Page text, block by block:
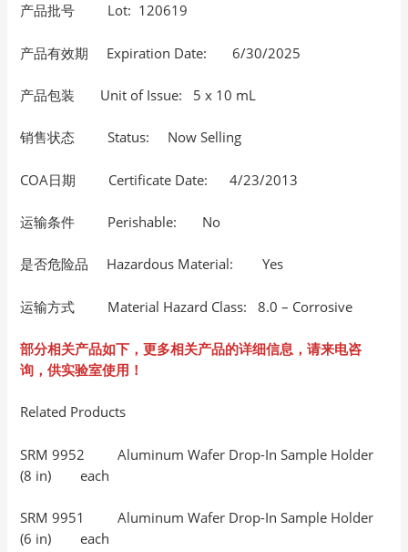
产品批号 Lot: 120619
产品有效期 Expiration Date: 6/30/2025
产品包装 Unit of Issue: 5 x 10 mL
销售状态 Status: Now Selling
COA日期 Certificate Date: 4/23/2013
运输条件 Perishable: No
是否危险品 Hazardous Material: Yes
运输方式 Material Hazard Class: 8.0 – Corrosive
部分相关产品如下，更多相关产品的详细信息，请来电咨
询，供实验室使用！
Related Products
SRM 9952 Aluminum Wafer Drop-In Sample Holder
(8 in) each
SRM 9951 Aluminum Wafer Drop-In Sample Holder
(6 in) each